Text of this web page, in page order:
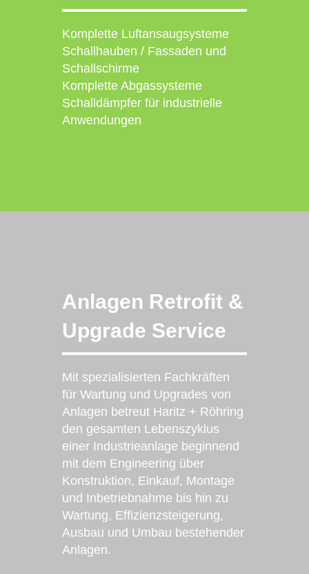
Komplette Luftansaugsysteme
Schallhauben / Fassaden und
Schallschirme
Komplette Abgassysteme
Schalldämpfer für industrielle
Anwendungen
Anlagen Retrofit &
Upgrade Service
Mit spezialisierten Fachkräften
für Wartung und Upgrades von
Anlagen betreut Haritz + Röhring
den gesamten Lebenszyklus
einer Industrieanlage beginnend
mit dem Engineering über
Konstruktion, Einkauf, Montage
und Inbetriebnahme bis hin zu
Wartung, Effizienzsteigerung,
Ausbau und Umbau bestehender
Anlagen.